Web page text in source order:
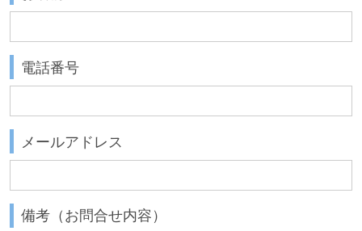
電話番号
メールアドレス
備考（お問合せ内容）